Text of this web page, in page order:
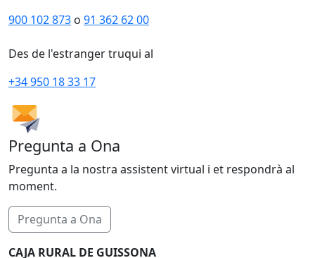
900 102 873 o 91 362 62 00
Des de l'estranger truqui al
+34 950 18 33 17
Pregunta a Ona
Pregunta a la nostra assistent virtual i et respondrà al
moment.
Pregunta a Ona
CAJA RURAL DE GUISSONA